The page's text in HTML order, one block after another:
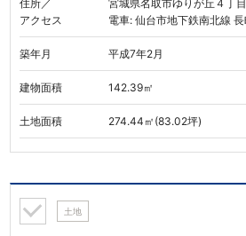
住所／
アクセス
宮城県名取市ゆりが丘４丁目
電車: 仙台市地下鉄南北線
築年月 平成7年2月
建物面積 142.39㎡
土地面積 274.44㎡(83.02坪)
土地